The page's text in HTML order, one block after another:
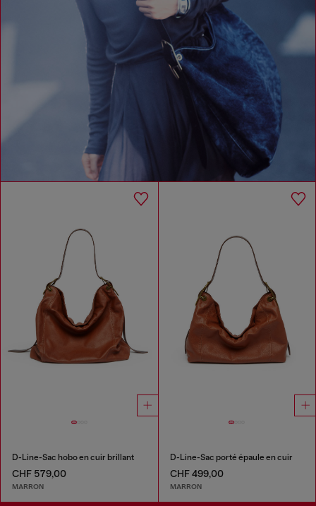
D-Line-Sac hobo en cuir brillant
CHF 579,00
MARRON
D-Line-Sac porté épaule en cuir
CHF 499,00
MARRON